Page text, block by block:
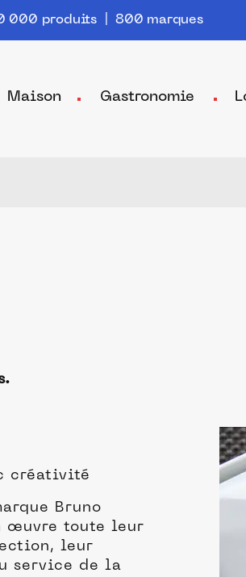
000 produits | 800 marques
Maison Gastronomie
créativité
Bruno
œuvre toute leur
leur
service de la